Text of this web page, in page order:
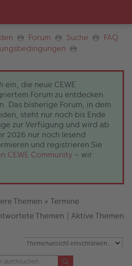
Forum Suche
FAQ
ein, die neue CEWE
Forum zu entdecken
Das bisherige Forum, in dem
steht nur noch bis Ende
zur Verfügung und wird ab
2026 nur noch lesend
und registrieren Sie
CEWE Community – wir
Themen » Termine
Themen | Aktive Themen